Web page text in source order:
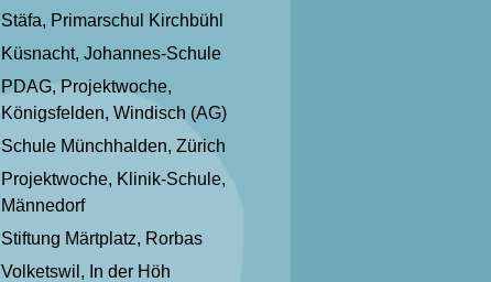
Stäfa, Primarschul Kirchbühl
Küsnacht, Johannes-Schule
PDAG, Projektwoche,
Königsfelden, Windisch (AG)
Schule Münchhalden, Zürich
Projektwoche, Klinik-Schule,
Männedorf
Stiftung Märtplatz, Rorbas
Volketswil, In der Höh